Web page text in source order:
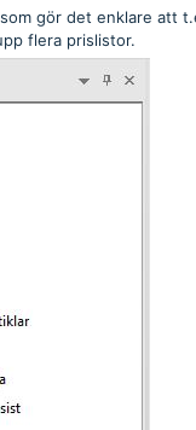
gör det enklare att
flera prislistor.